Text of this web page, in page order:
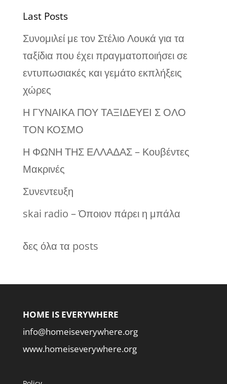
Last Posts
Συνομιλεί με τον Στέλιο Λουκά για τα
ταξίδια που έχει πραγματοποιήσει σε
εντυπωσιακές και γεμάτο εκπλήξεις
χώρες
Η ΓΥΝΑΙΚΑ ΠΟΥ ΤΑΞΙΔΕΥΕΙ Σ ΟΛΟ
ΤΟΝ ΚΟΣΜΟ
Η ΦΩΝΗ ΤΗΣ ΕΛΛΑΔΑΣ – Κουβέντες
Μακρινές
Συνεντευξη
skai radio – Όποιον πάρει η μπάλα
δες όλα τα posts
HOME IS EVERYWHERE
info@homeiseverywhere.org
www.homeiseverywhere.org